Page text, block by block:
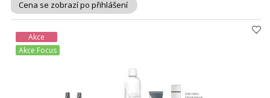
Cena se zobrazí po přihlášení
Akce
Akce Focus